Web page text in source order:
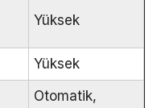
Yüksek
Yüksek
Otomatik,